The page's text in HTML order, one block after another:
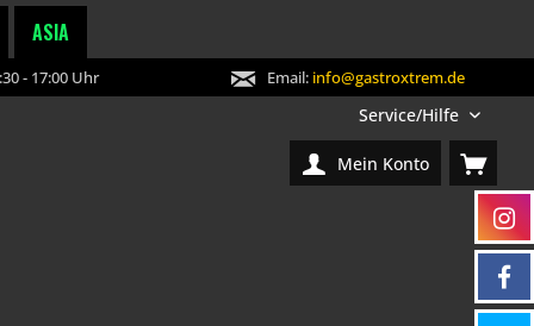
ASIA
- 17:00 Uhr Email: info@gastroxtrem.de
Service/Hilfe
Mein Konto